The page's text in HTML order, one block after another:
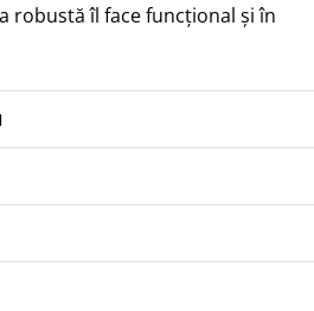
robustă îl face funcțional și în